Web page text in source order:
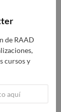
DE
de RAAD
cursos y